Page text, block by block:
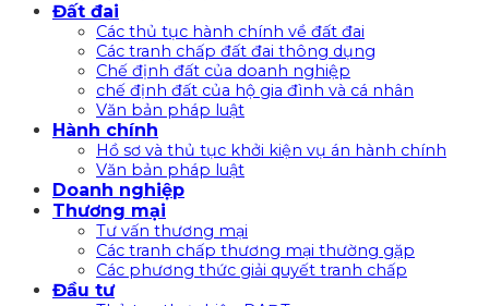
Đất đai
Các thủ tục hành chính về đất đai
Các tranh chấp đất đai thông dụng
Chế định đất của doanh nghiệp
chế định đất của hộ gia đình và cá nhân
Văn bản pháp luật
Hành chính
Hồ sơ và thủ tục khởi kiện vụ án hành chính
Văn bản pháp luật
Doanh nghiệp
Thương mại
Tư vấn thương mại
Các tranh chấp thương mại thường gặp
Các phương thức giải quyết tranh chấp
Đầu tư